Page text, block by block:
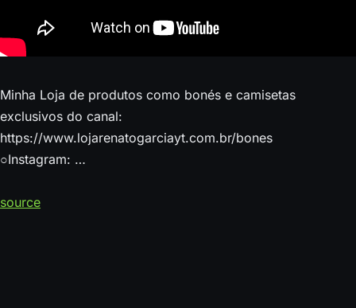
Minha Loja de produtos como bonés e camisetas
exclusivos do canal:
https://www.lojarenatogarciayt.com.br/bones
○Instagram: …
source